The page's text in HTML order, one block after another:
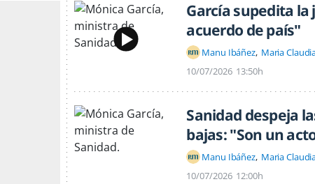
García supedita
acuerdo de país"
Manu Ibáñez Maria
10/07/2026 13:50h
Sanidad despeja
bajas: "Son un
Manu Ibáñez Maria
10/07/2026 12:00h